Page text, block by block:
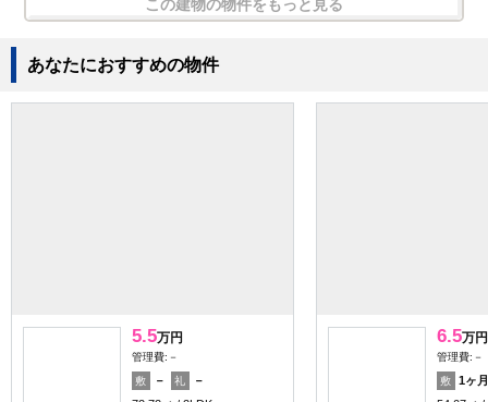
この建物の物件をもっと見る
あなたにおすすめの物件
5.5万円
管理費:－
敷 － 礼
－
6.5万円
管理費:－
敷
1ヶ月